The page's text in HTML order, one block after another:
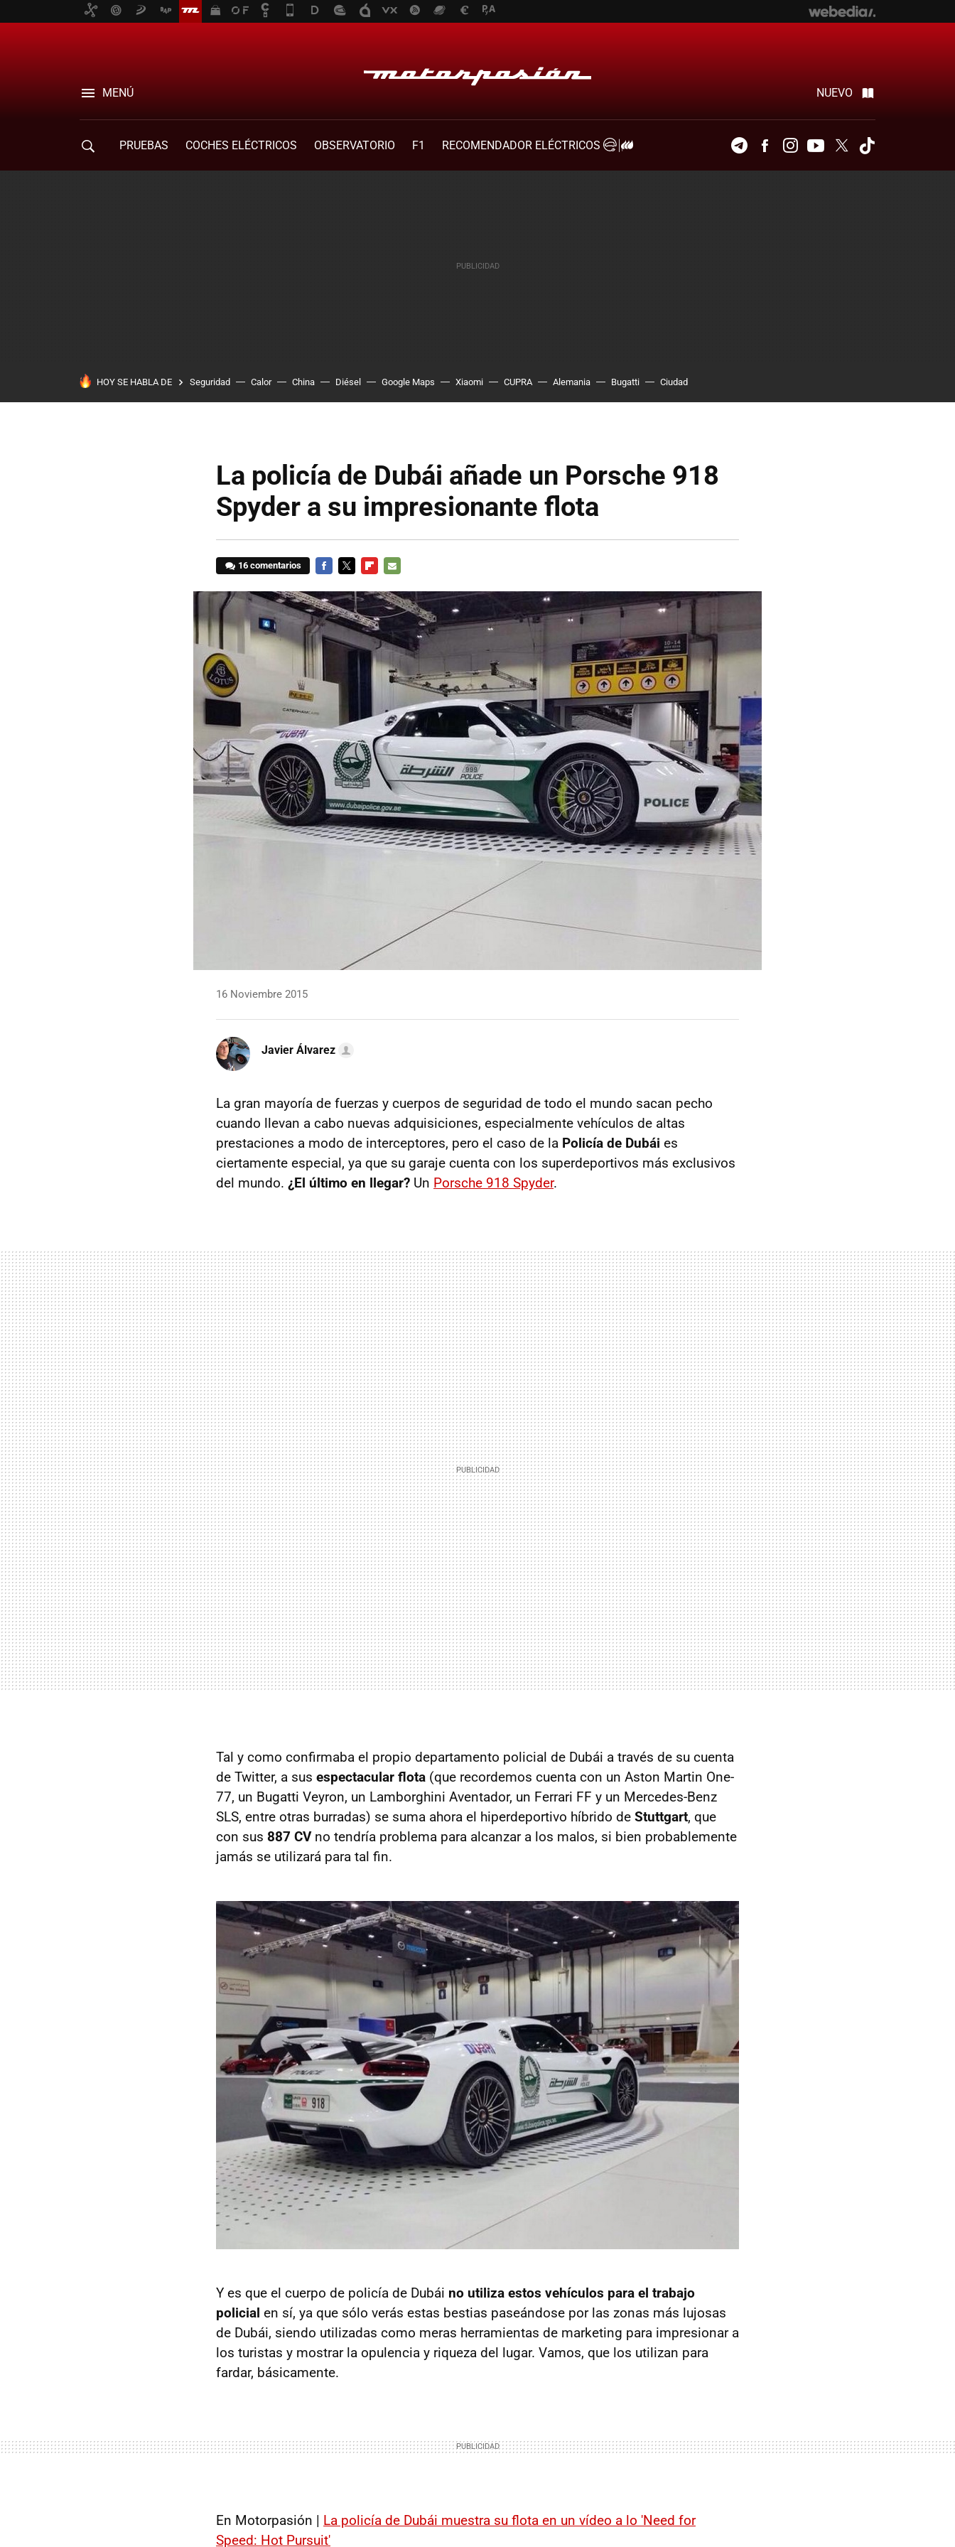
MENÚ NUEVO
PRUEBAS COCHES ELÉCTRICOS OBSERVATORIO F1
RECOMENDADOR ELÉCTRICOS
TelegramFacebookInstagramYoutubeTwitter
HOY SE HABLA DE Seguridad Calor China Diésel Google Maps Xiaomi CUPRA Alemania Bugatti Ciudad
La policía de Dubái añade un Porsche 918
Spyder a su impresionante flota
16 comentarios
MAIL
16 Noviembre 2015
Javier Álvarez
La gran mayoría de fuerzas y cuerpos de seguridad de todo el mundo sacan pecho
cuando llevan a cabo nuevas adquisiciones, especialmente vehículos de altas
prestaciones a modo de interceptores, pero el caso de la Policía de Dubái es
ciertamente especial, ya que su garaje cuenta con los superdeportivos más exclusivos
del mundo. ¿El último en llegar? Un Porsche 918 Spyder.
Tal y como confirmaba el propio departamento policial de Dubái a través de su cuenta
de Twitter, a sus espectacular flota (que recordemos cuenta con un Aston Martin One-
77, un Bugatti Veyron, un Lamborghini Aventador, un Ferrari FF y un Mercedes-Benz
SLS, entre otras burradas) se suma ahora el hiperdeportivo híbrido de Stuttgart, que
con sus 887 CVno tendría problema para alcanzar a los malos, si bien probablemente
jamás se utilizará para tal fin.
Y es que el cuerpo de policía de Dubái no utiliza estos vehículos para el trabajo
policial en sí, ya que sólo verás estas bestias paseándose por las zonas más lujosas
de Dubái, siendo utilizadas como meras herramientas de marketing para impresionar a
los turistas y mostrar la opulencia y riqueza del lugar. Vamos, que los utilizan para
fardar, básicamente.
En Motorpasión | La policía de Dubái muestra su flota en un vídeo a lo 'Need for
Speed: Hot Pursuit'